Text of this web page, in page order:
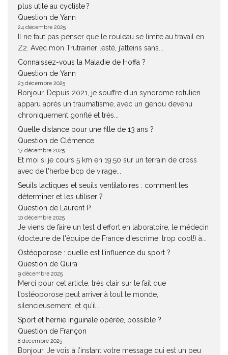
plus utile au cycliste ?
Question de Yann
24 décembre 2025
Il ne faut pas penser que le rouleau se limite au travail en
Z2. Avec mon Trutrainer lesté, j’atteins sans...
Connaissez-vous la Maladie de Hoffa ?
Question de Yann
23 décembre 2025
Bonjour, Depuis 2021, je souffre d’un syndrome rotulien
apparu après un traumatisme, avec un genou devenu
chroniquement gonflé et très...
Quelle distance pour une fille de 13 ans ?
Question de Clémence
17 décembre 2025
Et moi si je cours 5 km en 19.50 sur un terrain de cross
avec de l'herbe bcp de virage...
Seuils lactiques et seuils ventilatoires : comment les
déterminer et les utiliser ?
Question de Laurent P.
10 décembre 2025
Je viens de faire un test d'effort en laboratoire, le médecin
(docteure de l'équipe de France d'escrime, trop cool!) à...
Ostéoporose : quelle est l’influence du sport ?
Question de Quira
9 décembre 2025
Merci pour cet article, très clair sur le fait que
l’ostéoporose peut arriver à tout le monde,
silencieusement, et qu’il...
Sport et hernie inguinale opérée, possible ?
Question de Françon
8 décembre 2025
Bonjour, Je vois à l’instant votre message qui est un peu